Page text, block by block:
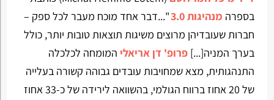
בספרה מנהיגות 3.0
"...דבר אחד מוכח מעבר לכל ספק –
חברות שעובדיהן מרוצים משיגות תוצאות טובות יותר, כולל
בערך המניה[...] פרופ' דן אריאלי המומחה לכלכלה
התנהגותית, מצא שמחויבות עובדים גבוהה קשורה בעלייה
של 20 אחוז ברווח הגולמי, בהשוואה לירידה של כ-33 אחוז